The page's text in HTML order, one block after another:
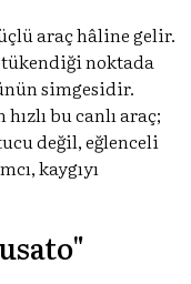
araç hâline gelir.
tükendiği noktada
simgesidir.
bu canlı araç;
değil, eğlenceli
kaygıyı